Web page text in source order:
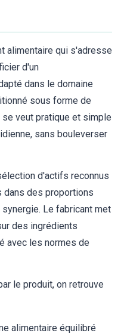
alimentaire qui s'adresse
d'un
dans le domaine
sous forme de
veut pratique et simple
sans bouleverser
d'actifs reconnus
dans des proportions
Le fabricant met
des ingrédients
avec les normes de
le produit, on retrouve
alimentaire équilibré